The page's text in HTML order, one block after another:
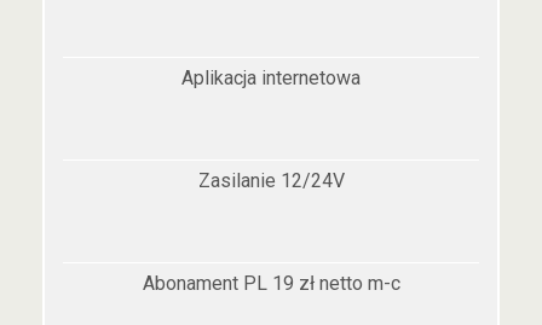
Aplikacja internetowa
Zasilanie 12/24V
Abonament PL 19 zł netto m-c